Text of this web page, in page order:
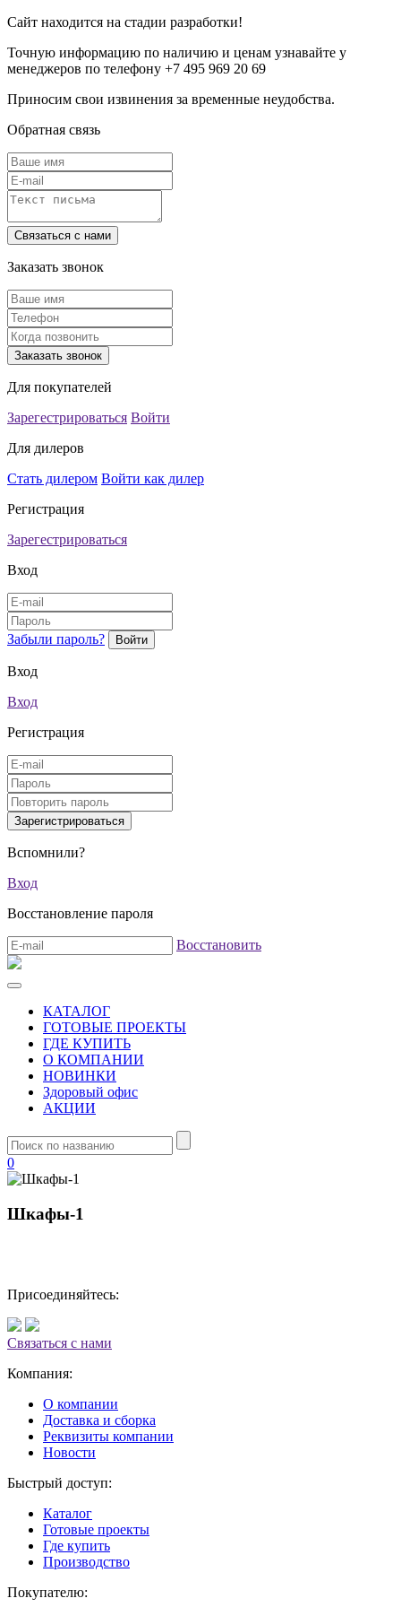
Сайт находится на стадии разработки!
Точную информацию по наличию и ценам узнавайте у
менеджеров по телефону +7 495 969 20 69
Приносим свои извинения за временные неудобства.
Обратная связь
Заказать звонок
Для покупателей
Зарегестрироваться Войти
Для дилеров
Стать дилером Войти как дилер
Регистрация
Зарегестрироваться
Вход
Забыли пароль?
Вход
Вход
Регистрация
Вспомнили?
Вход
Восстановление пароля
Восстановить
КАТАЛОГ
ГОТОВЫЕ ПРОЕКТЫ
ГДЕ КУПИТЬ
О КОМПАНИИ
НОВИНКИ
Здоровый офис
АКЦИИ
0
Шкафы-1
Присоединяйтесь:
Связаться с нами
Компания:
О компании
Доставка и сборка
Реквизиты компании
Новости
Быстрый доступ:
Каталог
Готовые проекты
Где купить
Производство
Покупателю: